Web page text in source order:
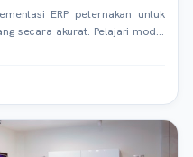
ERP peternakan untuk
secara akurat. Pelajari modul